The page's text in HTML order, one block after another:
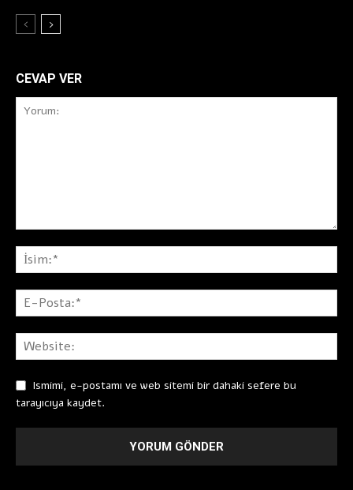
CEVAP VER
Ismimi, e-postamı ve web sitemi bir dahaki sefere bu
tarayıcıya kaydet.